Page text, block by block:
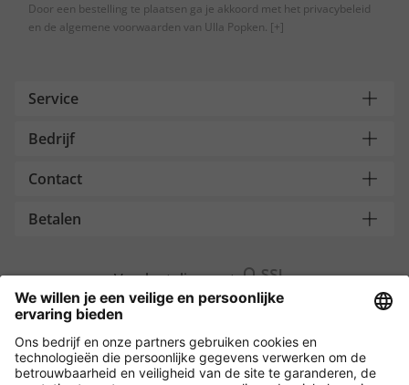
Door een bestelling te plaatsen ga je akkoord met het privacybeleid
en de algemene voorwaarden van Ulla Popken. [+]
Service
Bedrijf
Contact
Betalen
Versleuteling met
Overige webwinkels